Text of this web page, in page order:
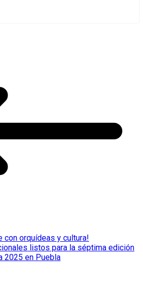
con orquídeas y cultura!
listos para la séptima edición
2025 en Puebla